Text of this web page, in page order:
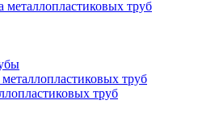
труб
труб
труб